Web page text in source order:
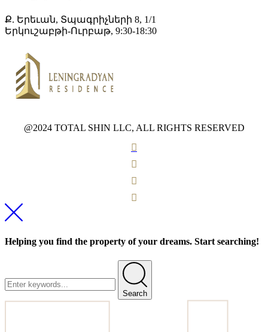
Ք. Երեւան, Տպագրիչների 8, 1/1
Երկուշաբթի-Ուրբաթ, 9:30-18:30
@2024 TOTAL SHIN LLC, ALL RIGHTS RESERVED
Helping you find the property of your dreams. Start searching!
Search